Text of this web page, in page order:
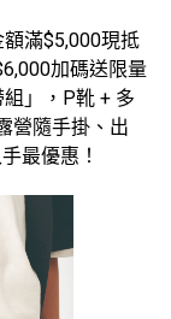
滿$5,000現抵
加碼送限量
」，P靴 + 多
營隨手掛、出
最優惠！